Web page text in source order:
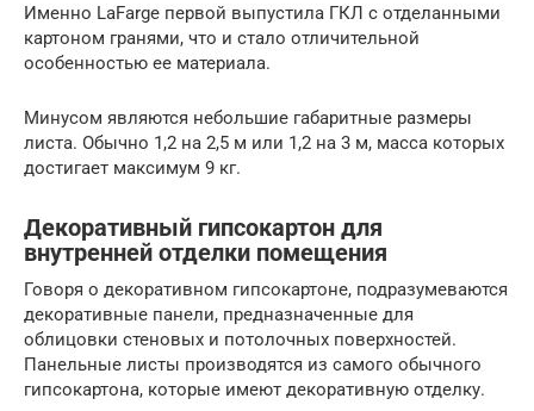
Именно LaFarge первой выпустила ГКЛ с отделанными
картоном гранями, что и стало отличительной
особенностью ее материала.
Минусом являются небольшие габаритные размеры
листа. Обычно 1,2 на 2,5 м или 1,2 на 3 м, масса которых
достигает максимум 9 кг.
Декоративный гипсокартон для
внутренней отделки помещения
Говоря о декоративном гипсокартоне, подразумеваются
декоративные панели, предназначенные для
облицовки стеновых и потолочных поверхностей.
Панельные листы производятся из самого обычного
гипсокартона, которые имеют декоративную отделку.